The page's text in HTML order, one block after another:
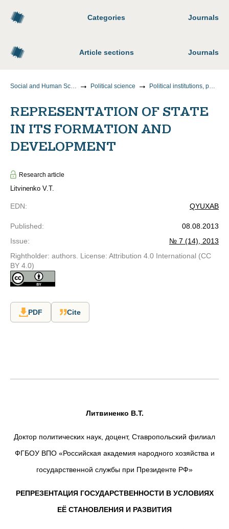
Categories Journals
Article sections Journals
Social and Human Sciences Political science Political institutions, processes and technologies
REPRESENTATION OF STATE
IN ITS FORMATION AND
DEVELOPMENT
Research article
Litvinenko V.T.
EDN: QYUXAB
Published:
08.08.2013
Issue:
№ 7 (14), 2013
Rightholder: authors. License: Attribution 4.0 International (CC
BY 4.0)
PDF Cite
Литвиненко В.Т.
Доктор политических наук, доцент, Ставропольский филиал
ФГБОУ ВПО «Российская академия народного хозяйства и
государственной службы при Президенте РФ»
РЕПРЕЗЕНТАЦИЯ ГОСУДАРСТВЕННОСТИ В УСЛОВИЯХ
ЕЁ СТАНОВЛЕНИЯ И РАЗВИТИЯ